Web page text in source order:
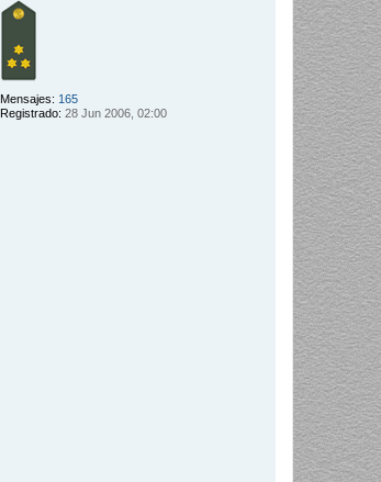
Mensajes: 165
Registrado: 28 Jun 2006, 02:00